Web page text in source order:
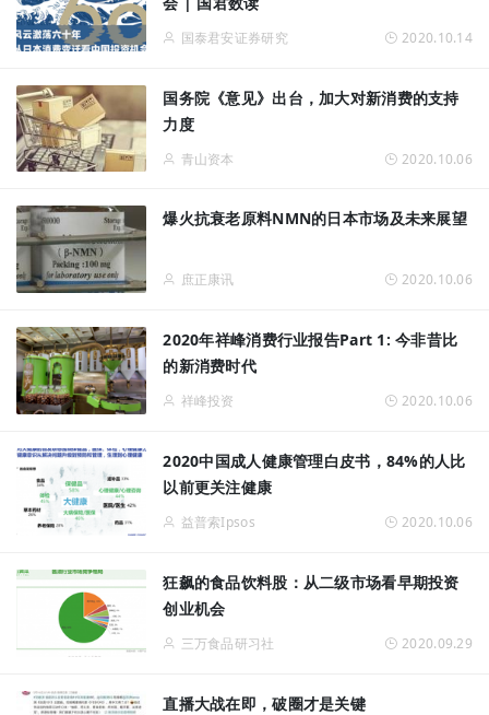
国泰君安证券研究 2020.10.14
国务院《意见》出台，加大对新消费的支持
力度
青山资本 2020.10.06
爆火抗衰老原料NMN的日本市场及未来展望
庶正康讯 2020.10.06
2020年祥峰消费行业报告Part 1: 今非昔比
的新消费时代
祥峰投资 2020.10.06
2020中国成人健康管理白皮书，84%的人比
以前更关注健康
益普索Ipsos 2020.10.06
狂飙的食品饮料股：从二级市场看早期投资
创业机会
三万食品研习社 2020.09.29
直播大战在即，破圈才是关键